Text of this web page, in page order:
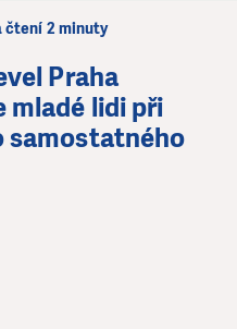
čtení 2 minuty
Praha
mladé lidi při
samostatného